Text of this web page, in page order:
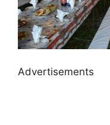
Advertisements